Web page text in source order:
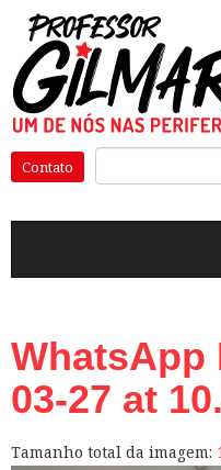
Pular
para
o
conteúdo
Contato
WhatsApp
03-27 at
Tamanho total da imagem: